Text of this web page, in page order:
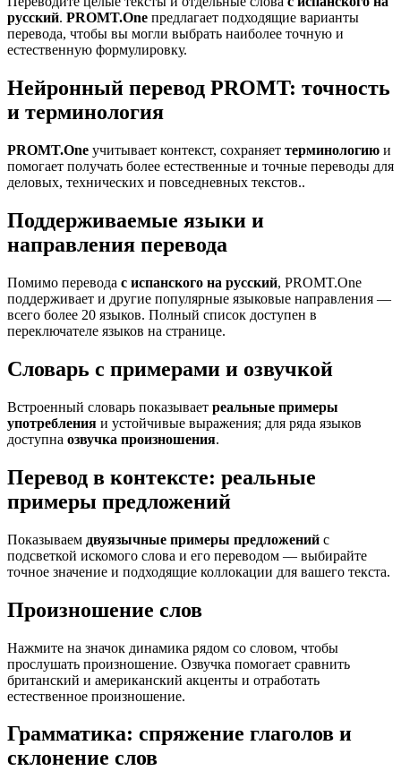
русский. PROMT.One предлагает подходящие варианты
перевода, чтобы вы могли выбрать наиболее точную и
естественную формулировку.
Нейронный перевод PROMT: точность
и терминология
PROMT.One учитывает контекст, сохраняет терминологию и
помогает получать более естественные и точные переводы для
деловых, технических и повседневных текстов..
Поддерживаемые языки и
направления перевода
Помимо перевода с испанского на русский, PROMT.One
поддерживает и другие популярные языковые направления —
всего более 20 языков. Полный список доступен в
переключателе языков на странице.
Словарь с примерами и озвучкой
Встроенный словарь показывает реальные примеры
употребления и устойчивые выражения; для ряда языков
доступна озвучка произношения.
Перевод в контексте: реальные
примеры предложений
Показываем двуязычные примеры предложений с
подсветкой искомого слова и его переводом — выбирайте
точное значение и подходящие коллокации для вашего текста.
Произношение слов
Нажмите на значок динамика рядом со словом, чтобы
прослушать произношение. Озвучка помогает сравнить
британский и американский акценты и отработать
естественное произношение.
Грамматика: спряжение глаголов и
склонение слов